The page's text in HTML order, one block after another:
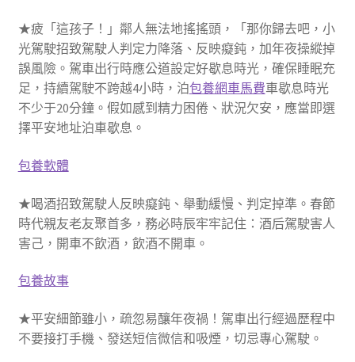
★疲「這孩子！」鄰人無法地搖搖頭，「那你歸去吧，小
光駕駛招致駕駛人判定力降落、反映癡鈍，加年夜操縱掉
誤風險。駕車出行時應公道設定好歇息時光，確保睡眠充
足，持續駕駛不跨越4小時，泊包養網車馬費車歇息時光
不少于20分鐘。假如感到精力困倦、狀況欠安，應當即選
擇平安地址泊車歇息。
包養軟體
★喝酒招致駕駛人反映癡鈍、舉動緩慢、判定掉準。春節
時代親友老友聚首多，務必時辰牢牢記住：酒后駕駛害人
害己，開車不飲酒，飲酒不開車。
包養故事
★平安細節雖小，疏忽易釀年夜禍！駕車出行經過歷程中
不要接打手機、發送短信微信和吸煙，切忌專心駕駛。